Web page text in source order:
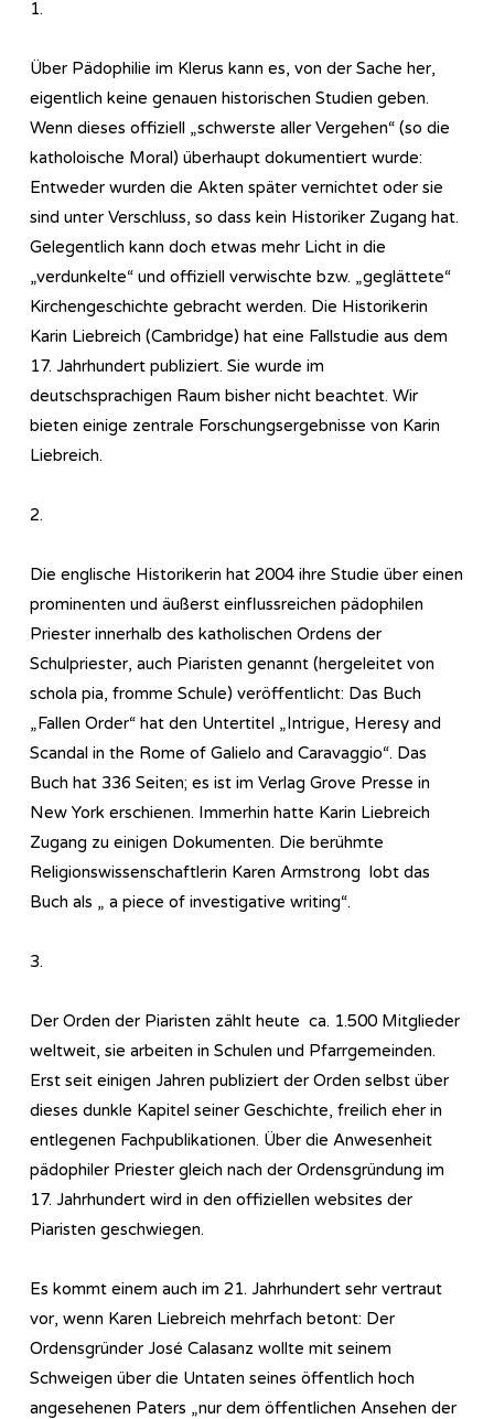
1.
Über Pädophilie im Klerus kann es, von der Sache her,
eigentlich keine genauen historischen Studien geben.
Wenn dieses offiziell „schwerste aller Vergehen“ (so die
katholoische Moral) überhaupt dokumentiert wurde:
Entweder wurden die Akten später vernichtet oder sie
sind unter Verschluss, so dass kein Historiker Zugang hat.
Gelegentlich kann doch etwas mehr Licht in die
„verdunkelte“ und offiziell verwischte bzw. „geglättete“
Kirchengeschichte gebracht werden. Die Historikerin
Karin Liebreich (Cambridge) hat eine Fallstudie aus dem
17. Jahrhundert publiziert. Sie wurde im
deutschsprachigen Raum bisher nicht beachtet. Wir
bieten einige zentrale Forschungsergebnisse von Karin
Liebreich.
2.
Die englische Historikerin hat 2004 ihre Studie über einen
prominenten und äußerst einflussreichen pädophilen
Priester innerhalb des katholischen Ordens der
Schulpriester, auch Piaristen genannt (hergeleitet von
schola pia, fromme Schule) veröffentlicht: Das Buch
„Fallen Order“ hat den Untertitel „Intrigue, Heresy and
Scandal in the Rome of Galielo and Caravaggio“. Das
Buch hat 336 Seiten; es ist im Verlag Grove Presse in
New York erschienen. Immerhin hatte Karin Liebreich
Zugang zu einigen Dokumenten. Die berühmte
Religionswissenschaftlerin Karen Armstrong lobt das
Buch als „ a piece of investigative writing“.
3.
Der Orden der Piaristen zählt heute ca. 1.500 Mitglieder
weltweit, sie arbeiten in Schulen und Pfarrgemeinden.
Erst seit einigen Jahren publiziert der Orden selbst über
dieses dunkle Kapitel seiner Geschichte, freilich eher in
entlegenen Fachpublikationen. Über die Anwesenheit
pädophiler Priester gleich nach der Ordensgründung im
17. Jahrhundert wird in den offiziellen websites der
Piaristen geschwiegen.
Es kommt einem auch im 21. Jahrhundert sehr vertraut
vor, wenn Karen Liebreich mehrfach betont: Der
Ordensgründer José Calasanz wollte mit seinem
Schweigen über die Untaten seines öffentlich hoch
angesehenen Paters „nur dem öffentlichen Ansehen der